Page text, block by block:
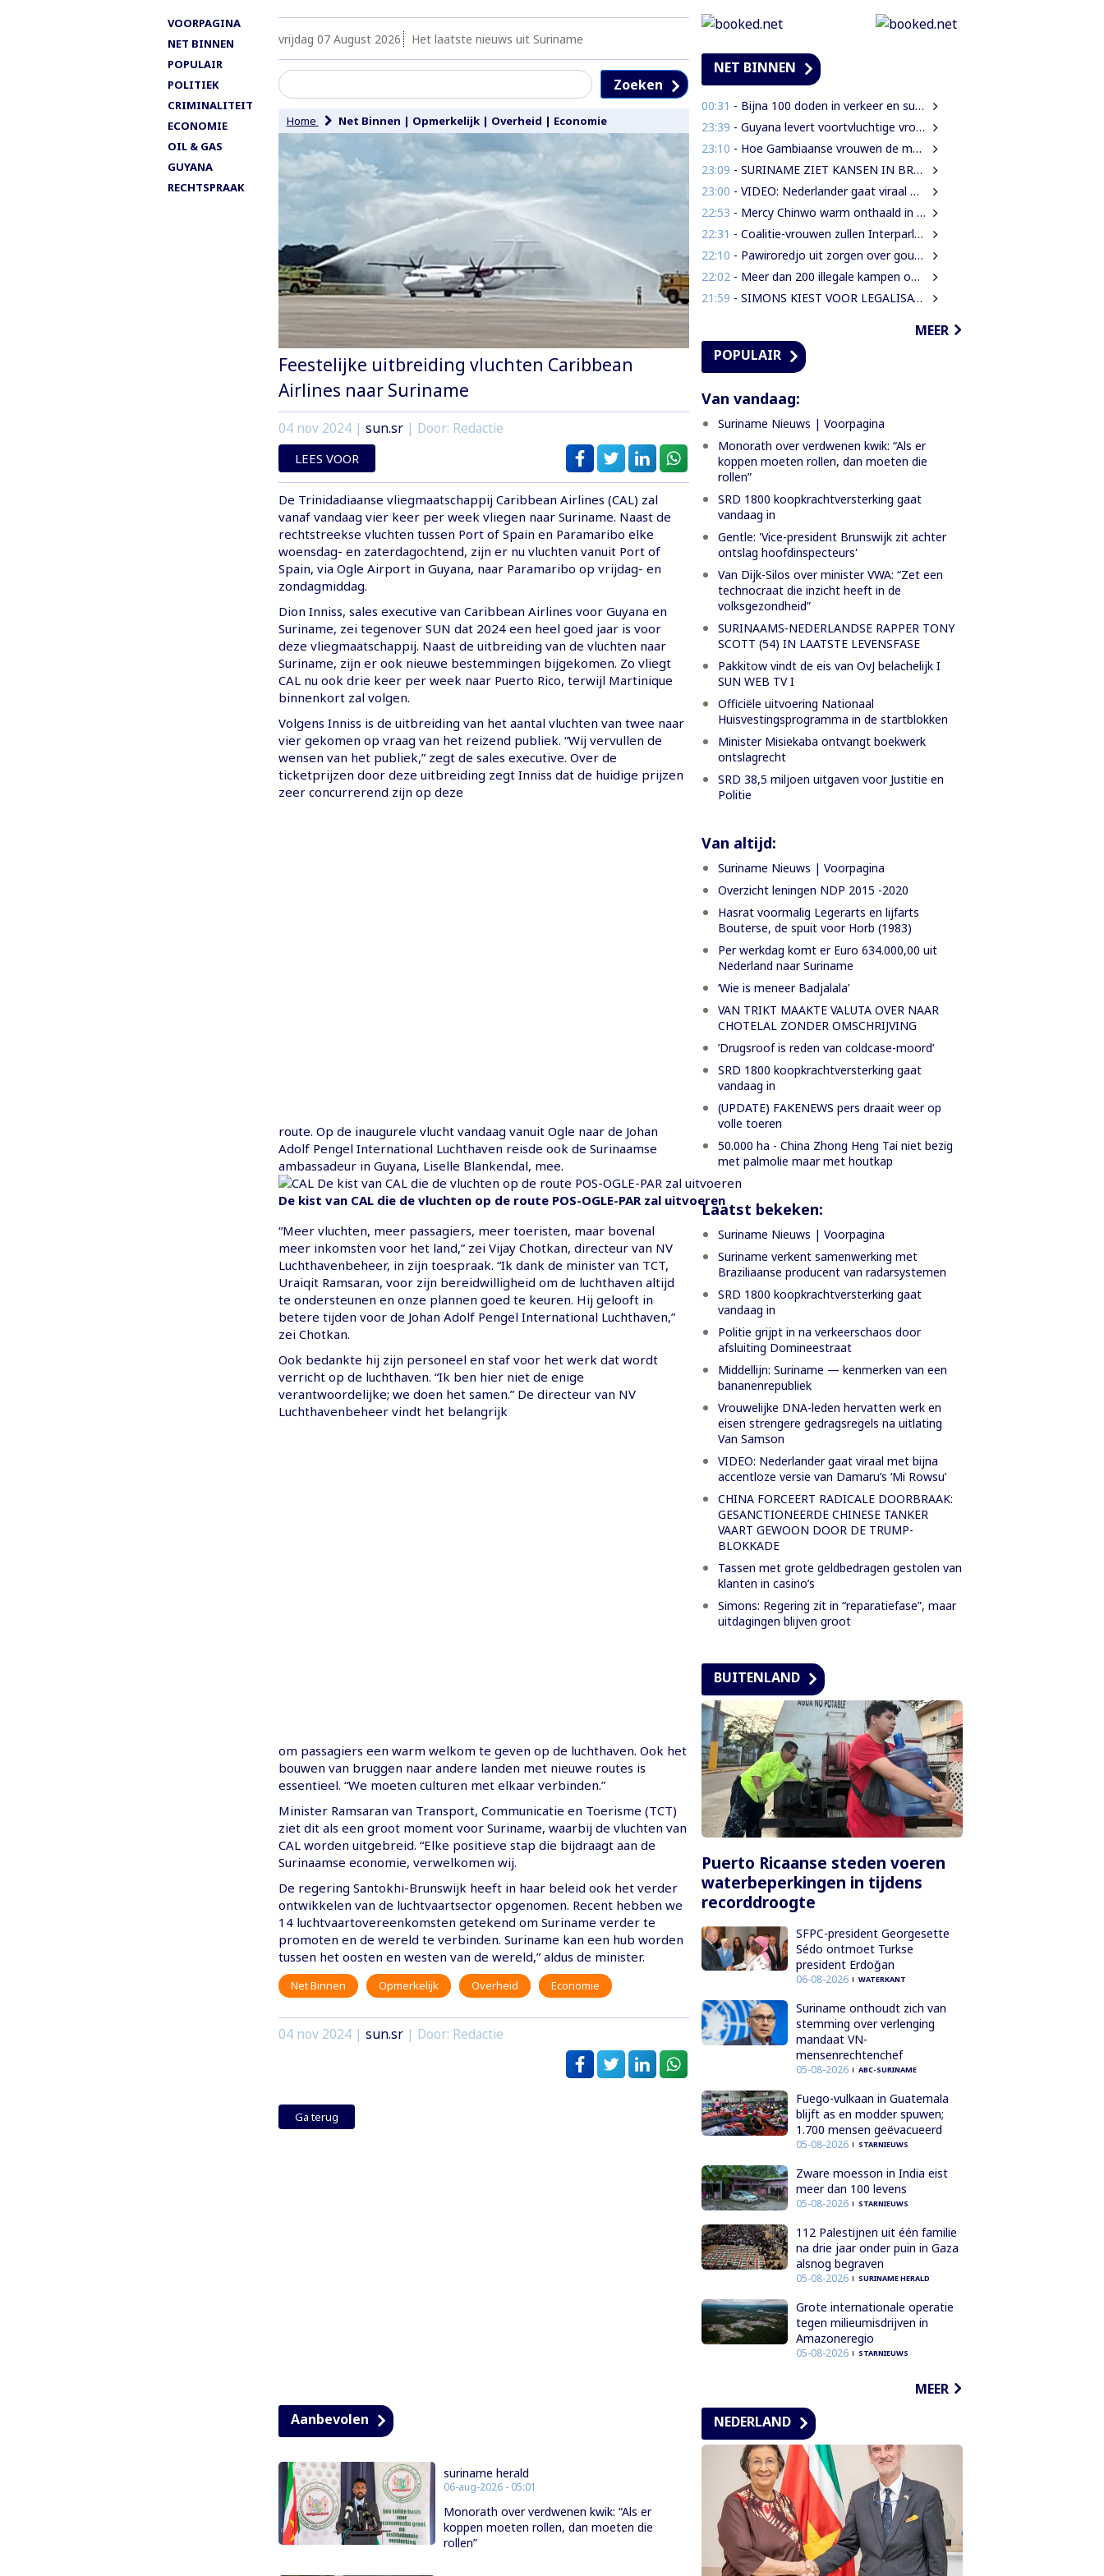
VOORPAGINA
NET BINNEN
POPULAIR
POLITIEK
CRIMINALITEIT
ECONOMIE
OIL & GAS
GUYANA
RECHTSPRAAK
vrijdag 07 August 2026 Het laatste nieuws uit Suriname
Zoeken
Home Net Binnen | Opmerkelijk| Overheid | Economie
Feestelijke uitbreiding vluchten Caribbean
Airlines naar Suriname
04 nov 2024| sun.sr| Door: Redactie
LEES VOOR
De Trinidadiaanse vliegmaatschappij Caribbean Airlines (CAL) zal
vanaf vandaag vier keer per week vliegen naar Suriname. Naast de
rechtstreekse vluchten tussen Port of Spain en Paramaribo elke
woensdag- en zaterdagochtend, zijn er nu vluchten vanuit Port of
Spain, via Ogle Airport in Guyana, naar Paramaribo op vrijdag- en
zondagmiddag.
Dion Inniss, sales executive van Caribbean Airlines voor Guyana en
Suriname, zei tegenover SUN dat 2024 een heel goed jaar is voor
deze vliegmaatschappij. Naast de uitbreiding van de vluchten naar
Suriname, zijn er ook nieuwe bestemmingen bijgekomen. Zo vliegt
CAL nu ook drie keer per week naar Puerto Rico, terwijl Martinique
binnenkort zal volgen.
Volgens Inniss is de uitbreiding van het aantal vluchten van twee naar
vier gekomen op vraag van het reizend publiek. “Wij vervullen de
wensen van het publiek,” zegt de sales executive. Over de
ticketprijzen door deze uitbreiding zegt Inniss dat de huidige prijzen
zeer concurrerend zijn op deze
route. Op de inaugurele vlucht vandaag vanuit Ogle naar de Johan
Adolf Pengel International Luchthaven reisde ook de Surinaamse
ambassadeur in Guyana, Liselle Blankendal, mee.
De kist van CAL die de vluchten op de route POS-OGLE-PAR zal uitvoeren
“Meer vluchten, meer passagiers, meer toeristen, maar bovenal
meer inkomsten voor het land,” zei Vijay Chotkan, directeur van NV
Luchthavenbeheer, in zijn toespraak. “Ik dank de minister van TCT,
Uraiqit Ramsaran, voor zijn bereidwilligheid om de luchthaven altijd
te ondersteunen en onze plannen goed te keuren. Hij gelooft in
betere tijden voor de Johan Adolf Pengel International Luchthaven,”
zei Chotkan.
Ook bedankte hij zijn personeel en staf voor het werk dat wordt
verricht op de luchthaven. “Ik ben hier niet de enige
verantwoordelijke; we doen het samen.” De directeur van NV
Luchthavenbeheer vindt het belangrijk
om passagiers een warm welkom te geven op de luchthaven. Ook het
bouwen van bruggen naar andere landen met nieuwe routes is
essentieel. “We moeten culturen met elkaar verbinden.”
Minister Ramsaran van Transport, Communicatie en Toerisme (TCT)
ziet dit als een groot moment voor Suriname, waarbij de vluchten van
CAL worden uitgebreid. “Elke positieve stap die bijdraagt aan de
Surinaamse economie, verwelkomen wij.
De regering Santokhi-Brunswijk heeft in haar beleid ook het verder
ontwikkelen van de luchtvaartsector opgenomen. Recent hebben we
14 luchtvaartovereenkomsten getekend om Suriname verder te
promoten en de wereld te verbinden. Suriname kan een hub worden
tussen het oosten en westen van de wereld,” aldus de minister.
Net Binnen Opmerkelijk Overheid Economie
04 nov 2024| sun.sr| Door: Redactie
Ga terug
Aanbevolen
suriname herald
06-aug-2026 - 05:01
Monorath over verdwenen kwik: “Als er
koppen moeten rollen, dan moeten die
rollen”
NET BINNEN
00:31 - Bijna 100 doden in verkeer en suïcide voor 2026 is veel te veel’, zegt Lau
23:39 - Guyana levert voortvluchtige vrouwelijke verdachte in mensenhandel uit aan Suriname
23:10 - Hoe Gambiaanse vrouwen de mangroves herstellen die Banjul beschermen
23:09 - SURINAME ZIET KANSEN IN BRAZILIAANSE RADARTECHNOLOGIE VOOR GRENSBEWAKING EN VEILIGHEID
23:00 - VIDEO: Nederlander gaat viraal met bijna accentloze versie van Damaru’s ‘Mi Rowsu’
22:53 - Mercy Chinwo warm onthaald in Suriname
22:31 - Coalitie-vrouwen zullen Interparlementaire Unie informeren over uitlatingen van Samson
22:10 - Pawiroredjo uit zorgen over goudwinning Klaaskreek en geluidsoverlast
22:02 - Meer dan 200 illegale kampen ontmanteld tijdens operatie bij Moeroekreek
21:59 - SIMONS KIEST VOOR LEGALISATIE BOVEN UITZETTING VAN LANGDURIG VERBLIJVENDE VREEMDELINGEN
MEER
POPULAIR
Van vandaag:
Suriname Nieuws | Voorpagina
Monorath over verdwenen kwik: “Als er
koppen moeten rollen, dan moeten die
rollen”
SRD 1800 koopkrachtversterking gaat
vandaag in
Gentle: 'Vice-president Brunswijk zit achter
ontslag hoofdinspecteurs'
Van Dijk-Silos over minister VWA: “Zet een
technocraat die inzicht heeft in de
volksgezondheid”
SURINAAMS-NEDERLANDSE RAPPER TONY
SCOTT (54) IN LAATSTE LEVENSFASE
Pakkitow vindt de eis van OvJ belachelijk I
SUN WEB TV I
Officiële uitvoering Nationaal
Huisvestingsprogramma in de startblokken
Minister Misiekaba ontvangt boekwerk
ontslagrecht
SRD 38,5 miljoen uitgaven voor Justitie en
Politie
Van altijd:
Suriname Nieuws | Voorpagina
Overzicht leningen NDP 2015 -2020
Hasrat voormalig Legerarts en lijfarts
Bouterse, de spuit voor Horb (1983)
Per werkdag komt er Euro 634.000,00 uit
Nederland naar Suriname
‘Wie is meneer Badjalala’
VAN TRIKT MAAKTE VALUTA OVER NAAR
CHOTELAL ZONDER OMSCHRIJVING
’Drugsroof is reden van coldcase-moord’
SRD 1800 koopkrachtversterking gaat
vandaag in
(UPDATE) FAKENEWS pers draait weer op
volle toeren
50.000 ha - China Zhong Heng Tai niet bezig
met palmolie maar met houtkap
Laatst bekeken:
Suriname Nieuws | Voorpagina
Suriname verkent samenwerking met
Braziliaanse producent van radarsystemen
SRD 1800 koopkrachtversterking gaat
vandaag in
Politie grijpt in na verkeerschaos door
afsluiting Domineestraat
Middellijn: Suriname — kenmerken van een
bananenrepubliek
Vrouwelijke DNA-leden hervatten werk en
eisen strengere gedragsregels na uitlating
Van Samson
VIDEO: Nederlander gaat viraal met bijna
accentloze versie van Damaru’s ‘Mi Rowsu’
CHINA FORCEERT RADICALE DOORBRAAK:
GESANCTIONEERDE CHINESE TANKER
VAART GEWOON DOOR DE TRUMP-
BLOKKADE
Tassen met grote geldbedragen gestolen van
klanten in casino’s
Simons: Regering zit in “reparatiefase”, maar
uitdagingen blijven groot
BUITENLAND
Puerto Ricaanse steden voeren
waterbeperkingen in tijdens
recorddroogte
SFPC-president Georgesette
Sédo ontmoet Turkse
president Erdoğan
06-08-2026 WATERKANT
Suriname onthoudt zich van
stemming over verlenging
mandaat VN-
mensenrechtenchef
05-08-2026 ABC-SURINAME
Fuego-vulkaan in Guatemala
blijft as en modder spuwen;
1.700 mensen geëvacueerd
05-08-2026 STARNIEUWS
Zware moesson in India eist
meer dan 100 levens
05-08-2026 STARNIEUWS
112 Palestijnen uit één familie
na drie jaar onder puin in Gaza
alsnog begraven
05-08-2026 SURINAME HERALD
Grote internationale operatie
tegen milieumisdrijven in
Amazoneregio
05-08-2026 STARNIEUWS
MEER
NEDERLAND